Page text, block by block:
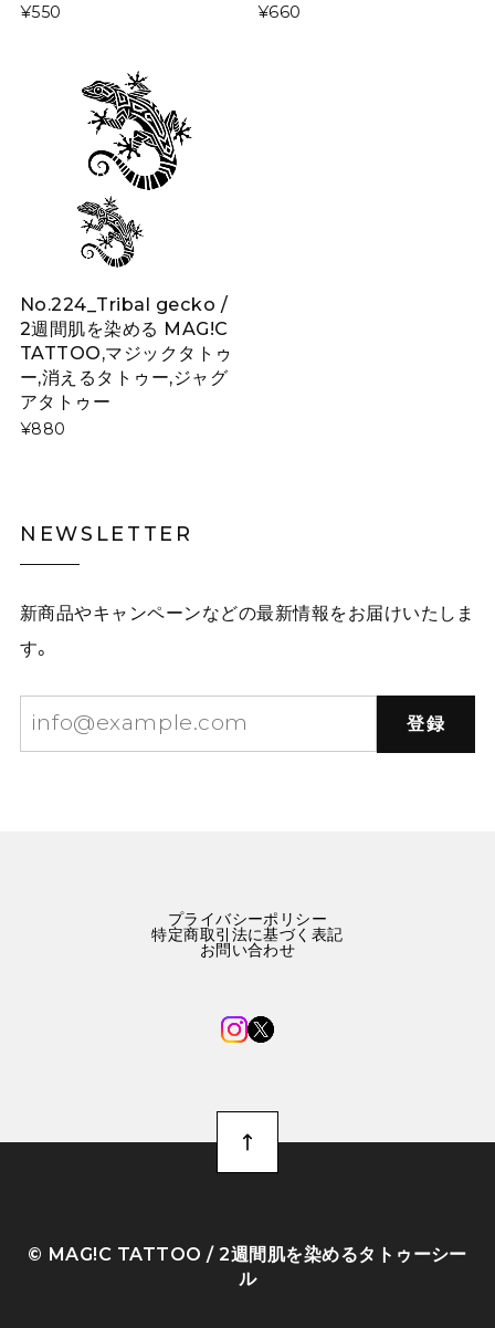
¥550 ¥660
No.224_Tribal gecko /
2週間肌を染める MAG!C
TATTOO,マジックタトゥ
ー,消えるタトゥー,ジャグ
アタトゥー
¥880
NEWSLETTER
新商品やキャンペーンなどの最新情報をお届けいたしま
す。
登録
プライバシーポリシー
特定商取引法に基づく表記
お問い合わせ
©︎ MAG!C TATTOO / 2週間肌を染めるタトゥーシー
ル